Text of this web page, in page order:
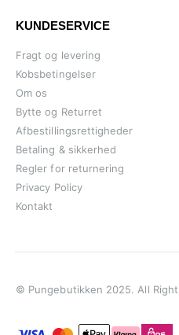
KUNDESERVICE
Fragt og levering
Kobsbetingelser
Om os
Bytte og Returret
Afbestillingsrettigheder
Betaling & sikkerhed
Regler for returnering
Privacy Policy
Kontakt
© Pungebutikken 2025. All